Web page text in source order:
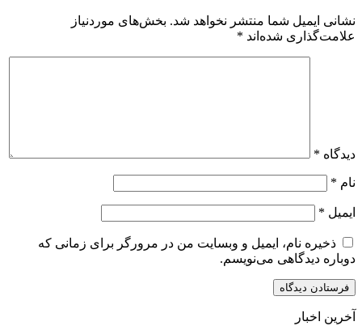
نشانی ایمیل شما منتشر نخواهد شد. بخش‌های موردنیاز
علامت‌گذاری شده‌اند *
دیدگاه *
نام *
ایمیل *
ذخیره نام، ایمیل و وبسایت من در مرورگر برای زمانی که
دوباره دیدگاهی می‌نویسم.
آخرین اخبار